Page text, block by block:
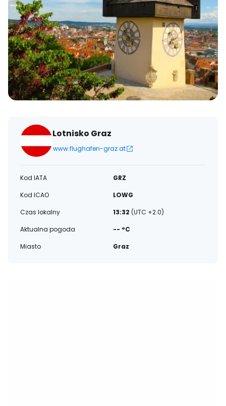
Lotnisko Graz
www.flughafen-graz.at
Kod IATA
GRZ
Kod ICAO
LOWG
Czas lokalny
13:32 (UTC +2.0)
Aktualna pogoda
-- °C
Miasto
Graz